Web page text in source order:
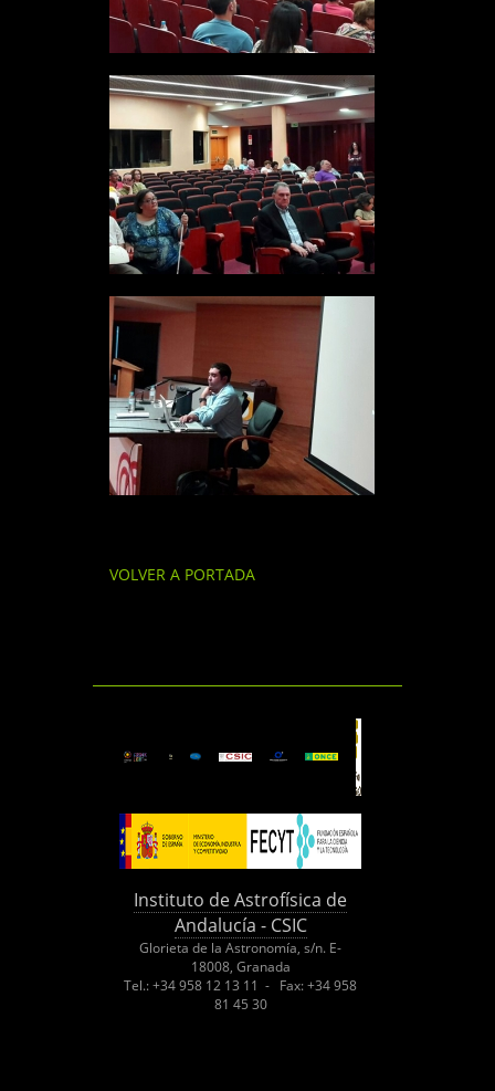
VOLVER A PORTADA
Instituto de Astrofísica de
Andalucía - CSIC
Glorieta de la Astronomía, s/n. E-
18008, Granada
Tel.: +34 958 12 13 11 - Fax: +34 958
81 45 30